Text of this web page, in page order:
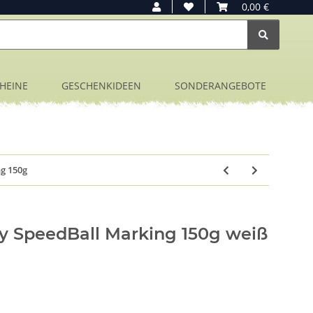
0,00 €
GESCHENKIDEEN SONDERANGEBOTE
150g
SpeedBall Marking 150g weiß